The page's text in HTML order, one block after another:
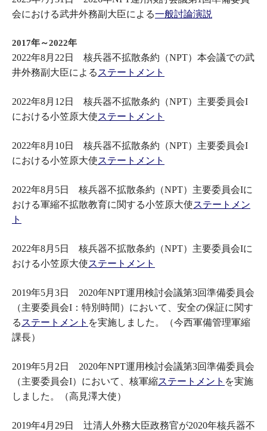
会における武井外務副大臣による一般討論演説
2017年～2022年
2022年8月22日 核兵器不拡散条約（NPT）本会議での武
井外務副大臣による ステートメント
2022年8月12日 核兵器不拡散条約（NPT）主要委員会I
における小笠原大使ステートメント
2022年8月10日 核兵器不拡散条約（NPT）主要委員会I
における小笠原大使ステートメント
2022年8月5日 核兵器不拡散条約（NPT）主要委員会Iに
おける軍縮不拡散教育に関する小笠原大使ステートメン
ト
2022年8月5日 核兵器不拡散条約（NPT）主要委員会Iに
おける小笠原大使ステートメント
2019年5月3日 2020年NPT運用検討会議第3回準備委員会
（主要委員会I：特別時間）において、安全の保証に関す
る ステートメント を実施しました。（今西軍備管理軍縮
課長）
2019年5月2日 2020年NPT運用検討会議第3回準備委員会
（主要委員会I）において、核軍縮ステートメント を実施
しました。（高見澤大使）
2019年4月29日 辻清人外務大臣政務官が2020年核兵器不